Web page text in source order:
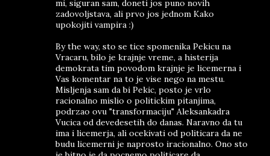
mi, siguran sam, doneti jos puno novih
zadovoljstava, ali prvo jos jednom Kako
upokojiti vampira :)
By the way, sto se tice spomenika Pekicu na
Vracaru, bilo je krajnje vreme, a histerija
demokrata tim povodom krajnje je licemerna i
Vas komentar na to je vise nego na mestu.
Misljenja sam da bi Pekic, posto je vrlo
racionalno mislio o politickim pitanjima,
podrzao ovu "transformaciju" Aleksankadra
Vucica od devedesetih do danas. Naravno da tu
ima i licemerja, ali ocekivati od politicara da ne
budu licemerni je naprosto iracionalno. Ono sto